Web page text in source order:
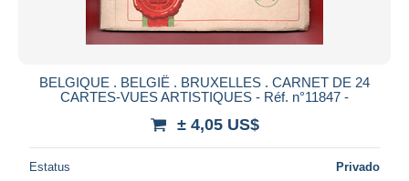
BELGIQUE . BELGIË . BRUXELLES . CARNET DE 24
CARTES-VUES ARTISTIQUES - Réf. n°11847 -
± 4,05 US$
Estatus Privado